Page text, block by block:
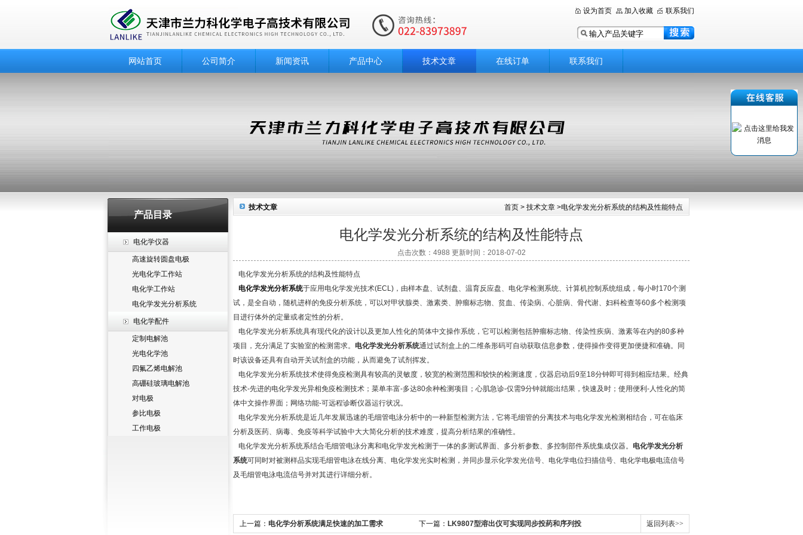
设为首页 加入收藏 联系我们
网站首页 公司简介 新闻资讯 产品中心 技术文章 在线订单 联系我们
产品目录
电化学仪器
高速旋转圆盘电极
光电化学工作站
电化学工作站
电化学发光分析系统
电化学配件
定制电解池
光电化学池
四氟乙烯电解池
高硼硅玻璃电解池
对电极
参比电极
工作电极
首页 > 技术文章 >电化学发光分析系统的结构及性能特点
技术文章
电化学发光分析系统的结构及性能特点
点击次数：4988 更新时间：2018-07-02
电化学发光分析系统的结构及性能特点
电化学发光分析系统于应用电化学发光技术(ECL)，由样本盘、试剂盘、温育反应盘、电化学检测系统、计算机控制系统组成，每小时170个测
试，是全自动，随机进样的免疫分析系统，可以对甲状腺类、激素类、肿瘤标志物、贫血、传染病、心脏病、骨代谢、妇科检查等60多个检测项
目进行体外的定量或者定性的分析。
电化学发光分析系统具有现代化的设计以及更加人性化的简体中文操作系统，它可以检测包括肿瘤标志物、传染性疾病、激素等在内的80多种
项目，充分满足了实验室的检测需求。 电化学发光分析系统通过试剂盒上的二维条形码可自动获取信息参数，使得操作变得更加便捷和准确。同
时该设备还具有自动开关试剂盒的功能，从而避免了试剂挥发。
电化学发光分析系统技术使得免疫检测具有较高的灵敏度，较宽的检测范围和较快的检测速度，仪器启动后9至18分钟即可得到相应结果。经典
技术-先进的电化学发光异相免疫检测技术；菜单丰富-多达80余种检测项目；心肌急诊-仅需9分钟就能出结果，快速及时；使用便利-人性化的简
体中文操作界面；网络功能-可远程诊断仪器运行状况。
电化学发光分析系统是近几年发展迅速的毛细管电泳分析中的一种新型检测方法，它将毛细管的分离技术与电化学发光检测相结合，可在临床
分析及医药、病毒、免疫等科学试验中大大简化分析的技术难度，提高分析结果的准确性。
电化学发光分析系统系结合毛细管电泳分离和电化学发光检测于一体的多测试界面、多分析参数、多控制部件系统集成仪器。 电化学发光分析
系统可同时对被测样品实现毛细管电泳在线分离、电化学发光实时检测，并同步显示化学发光信号、电化学电位扫描信号、电化学电极电流信号
及毛细管电泳电流信号并对其进行详细分析。
上一篇： 电化学分析系统满足快速的加工需求 下一篇： LK9807型溶出仪可实现同步投药和序列投 返回列表>>